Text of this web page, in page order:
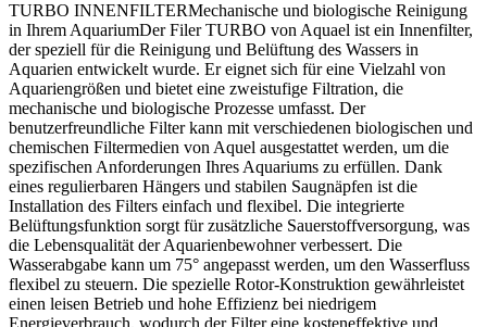
TURBO INNENFILTERMechanische und biologische Reinigung
in Ihrem AquariumDer Filer TURBO von Aquael ist ein Innenfilter,
der speziell für die Reinigung und Belüftung des Wassers in
Aquarien entwickelt wurde. Er eignet sich für eine Vielzahl von
Aquariengrößen und bietet eine zweistufige Filtration, die
mechanische und biologische Prozesse umfasst. Der
benutzerfreundliche Filter kann mit verschiedenen biologischen und
chemischen Filtermedien von Aquel ausgestattet werden, um die
spezifischen Anforderungen Ihres Aquariums zu erfüllen. Dank
eines regulierbaren Hängers und stabilen Saugnäpfen ist die
Installation des Filters einfach und flexibel. Die integrierte
Belüftungsfunktion sorgt für zusätzliche Sauerstoffversorgung, was
die Lebensqualität der Aquarienbewohner verbessert. Die
Wasserabgabe kann um 75° angepasst werden, um den Wasserfluss
flexibel zu steuern. Die spezielle Rotor-Konstruktion gewährleistet
einen leisen Betrieb und hohe Effizienz bei niedrigem